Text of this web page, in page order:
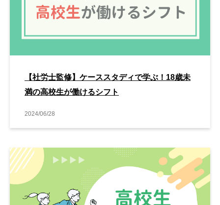
【社労士監修】ケーススタディで学ぶ！18歳未
満の高校生が働けるシフト
2024/06/28